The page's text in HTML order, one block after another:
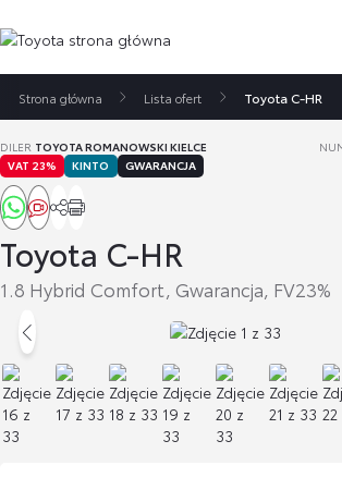
Strona główna Lista ofert Toyota C-HR
Toyota C-HR
1.8 Hybrid Comfort, Gwarancja, FV23%
VAT 23% KINTO GWARANCJA
DILER TOYOTA ROMANOWSKI KIELCE